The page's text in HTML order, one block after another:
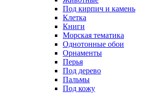
Под кирпич и камень
Клетка
Книги
Морская тематика
Однотонные обои
Орнаменты
Перья
Под дерево
Пальмы
Под кожу